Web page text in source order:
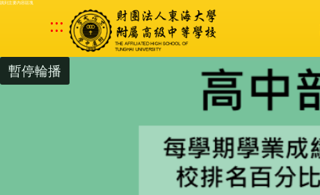
跳到主要內容區塊
:::
暫停輪播